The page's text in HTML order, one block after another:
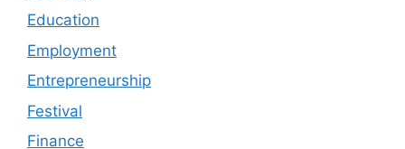
Education
Employment
Entrepreneurship
Festival
Finance